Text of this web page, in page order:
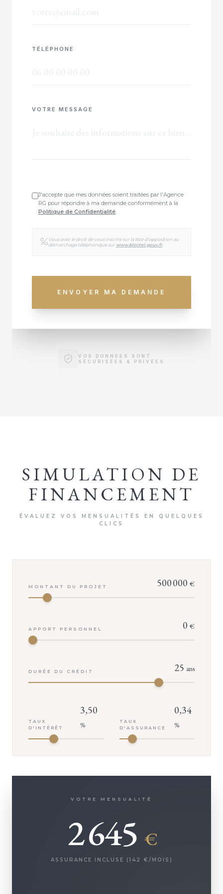
TÉLÉPHONE
VOTRE MESSAGE
J'accepte que mes données soient traitées par l'Agence
RG pour répondre à ma demande conformément à la
Politique de Confidentialité.
Vous avez le droit de vous inscrire sur la liste d'opposition au
démarchage téléphonique sur www.bloctel.gouv.fr.
ENVOYER MA DEMANDE
VOS DONNÉES SONT
SÉCURISÉES & PRIVÉES
SIMULATION DE
FINANCEMENT
ÉVALUEZ VOS MENSUALITÉS EN QUELQUES
CLICS
MONTANT DU PROJET 500 000 €
APPORT PERSONNEL 0 €
DURÉE DU CRÉDIT 25 ans
TAUX
D'INTÉRÊT
3,50
%
TAUX
D'ASSURANCE
0,34
%
VOTRE MENSUALITÉ
2 645 €
ASSURANCE INCLUSE (142 €/MOIS)